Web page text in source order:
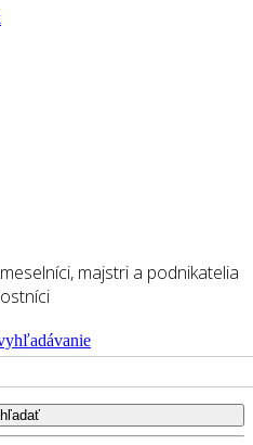
majstri a podnikatelia